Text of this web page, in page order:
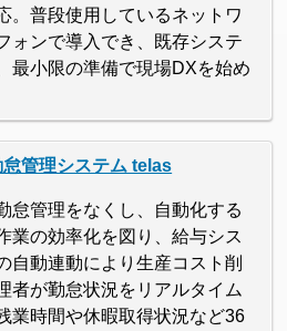
。普段使用しているネットワ
ォンで導入でき、既存システ
最小限の準備で現場DXを始め
怠管理システム telas
怠管理をなくし、自動化する
業の効率化を図り、給与シス
自動連動により生産コスト削
者が勤怠状況をリアルタイム
業時間や休暇取得状況など36